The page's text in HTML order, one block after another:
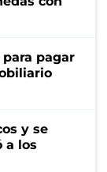
pagar
y se
a los